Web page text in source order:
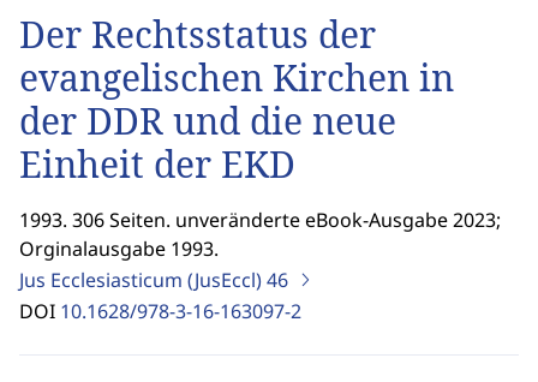
Der Rechtsstatus der
evangelischen Kirchen in
der DDR und die neue
Einheit der EKD
1993. 306 Seiten. unveränderte eBook-Ausgabe 2023;
Orginalausgabe 1993.
Jus Ecclesiasticum (JusEccl)46
DOI 10.1628/978-3-16-163097-2